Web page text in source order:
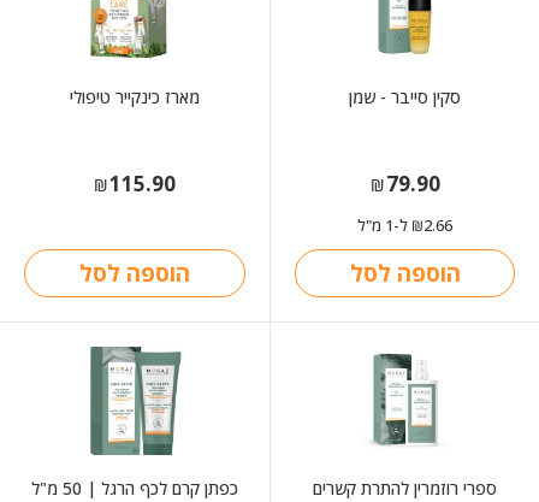
סקין סייבר - שמן
₪79.90
₪2.66 ל-1 מ"ל
הוספה לסל
מארז כינקייר טיפולי
₪115.90
הוספה לסל
ספרי רוזמרין להתרת קשרים כפתן קרם לכף הרגל | 50 מ"ל